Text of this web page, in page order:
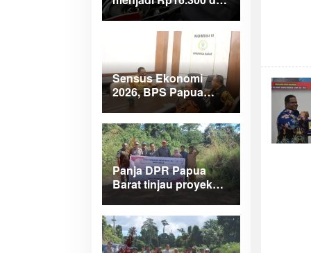
wilayah Papua
Sensus Ekonomi
2026, BPS Papua
Barat saar pimpinan
DPRPB
Panja DPR Papua
Barat tinjau proyek
dan Bintuni